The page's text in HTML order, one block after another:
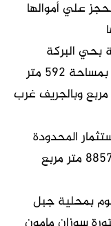
علي أموالها
بحي البركة
بمساحة ٢٠٠٠ متر مربع وبالجريف غرب بمساحة ٥٩٢ متر
غرب بمساحة ٥٢٣٣ متر مربع وبالجريف غرب
المحدودة
بحلة حمد علي شاطئ النيل بمساحة ٨٨٥٧ متر مربع
بمحلية جبل